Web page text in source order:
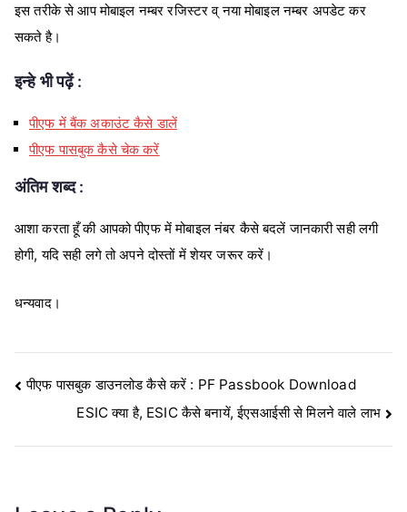
इस तरीके से आप मोबाइल नम्बर रजिस्टर व् नया मोबाइल नम्बर अपडेट कर
सकते है।
इन्हे भी पढ़ें :
पीएफ में बैंक अकाउंट कैसे डालें
पीएफ पासबुक कैसे चेक करें
अंतिम शब्द :
आशा करता हूँ की आपको पीएफ में मोबाइल नंबर कैसे बदलें जानकारी सही लगी
होगी, यदि सही लगे तो अपने दोस्तों में शेयर जरूर करें।
धन्यवाद।
Post
navigation
पीएफ पासबुक डाउनलोड कैसे करें : PF Passbook Download
ESIC क्या है, ESIC कैसे बनायें, ईएसआईसी से मिलने वाले लाभ